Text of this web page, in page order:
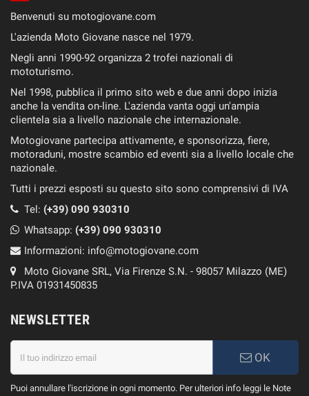
Benvenuti su motogiovane.com
L'azienda Moto Giovane nasce nel 1979.
Negli anni 1990-92 organizza 2 trofei nazionali di
mototurismo.
Nel 1998, pubblica il primo sito web e due anni dopo inizia
anche la vendita on-line. L'azienda vanta oggi un'ampia
clientela sia a livello nazionale che internazionale.
Motogiovane partecipa attivamente, e sponsorizza, fiere,
motoraduni, mostre scambio ed eventi sia a livello locale che
nazionale.
Tutti i prezzi esposti su questo sito sono comprensivi di IVA
Tel: (+39) 090 930310
Whatsapp: (+39) 090 930310
Informazioni: info@motogiovane.com
Moto Giovane SRL, Via Firenze S.N. - 98057 Milazzo (ME)
P.IVA 01931450835
NEWSLETTER
OK
Puoi annullare l'iscrizione in ogni momento. Per ulteriori info leggi le Note